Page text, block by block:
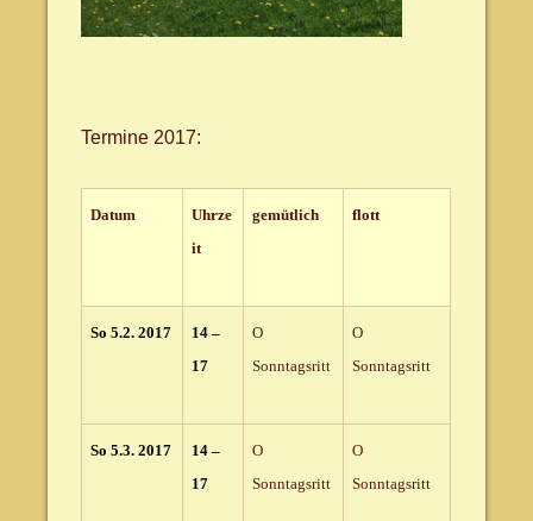
Termine 2017:
Datum
Uhrze
it
gemütlich flott
So 5.2. 2017
14 –
17
O
Sonntagsritt
O
Sonntagsritt
So 5.3. 2017
14 –
17
O
Sonntagsritt
O
Sonntagsritt